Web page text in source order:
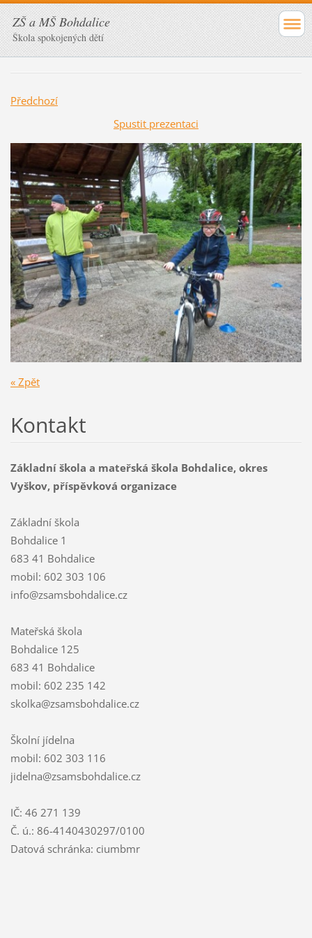
ZŠ a MŠ Bohdalice
Škola spokojených dětí
Předchozí
Spustit prezentaci
« Zpět
Kontakt
Základní škola a mateřská škola Bohdalice, okres
Vyškov, příspěvková organizace
Základní škola
Bohdalice 1
683 41 Bohdalice
mobil: 602 303 106
info@zsamsbohdalice.cz
Mateřská škola
Bohdalice 125
683 41 Bohdalice
mobil: 602 235 142
skolka@zsamsbohdalice.cz
Školní jídelna
mobil: 602 303 116
jidelna@zsamsbohdalice.cz
IČ: 46 271 139
Č. ú.: 86-4140430297/0100
Datová schránka: ciumbmr